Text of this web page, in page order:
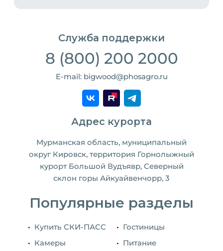
Служба поддержки
8 (800) 200 2000
E-mail: bigwood@phosagro.ru
Адрес курорта
Мурманская область, муниципальный
округ Кировск, территория Горнолыжный
курорт Большой Вудъявр, Северный
склон горы Айкуайвенчорр, 3
Популярные разделы
Купить CКИ-ПАСС
Камеры
Гостиницы
Питание